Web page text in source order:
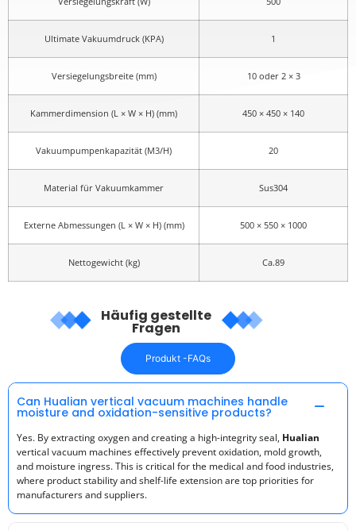
Ultimate Vakuumdruck (KPA) 1
Versiegelungsbreite (mm) 10 oder 2 × 3
Kammerdimension (L × W × H) (mm) 450 × 450 × 140
Vakuumpumpenkapazität (M3/H) 20
Material für Vakuumkammer Sus304
Externe Abmessungen (L × W × H) (mm) 500 × 550 × 1000
Nettogewicht (kg) Ca.89
Häufig gestellte
Fragen
Produkt -FAQs
Can Hualian vertical vacuum machines handle
moisture and oxidation-sensitive products?
Yes. By extracting oxygen and creating a high-integrity seal, Hualian
vertical vacuum machines effectively prevent oxidation, mold growth,
and moisture ingress. This is critical for the medical and food industries,
where product stability and shelf-life extension are top priorities for
manufacturers and suppliers.